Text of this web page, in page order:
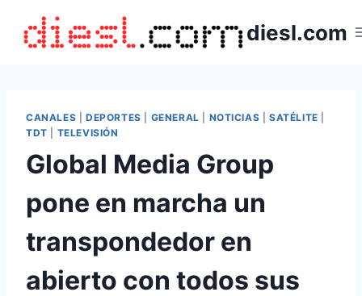
contenido
diesl.com
CANALES DEPORTES GENERAL NOTICIAS |SATÉLITE
TDT
TELEVISIÓN
Global Media Group
pone en marcha un
transpondedor en
abierto con todos sus